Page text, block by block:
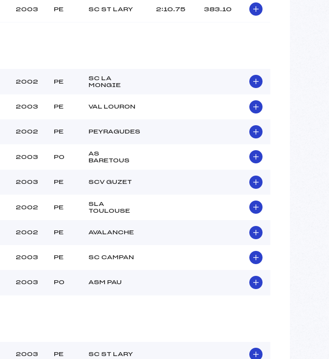
2003 PE SC ST LARY 2:10.75 383.10
2002 PE
SC LA
MONGIE
2003 PE VAL LOURON
2002 PE PEYRAGUDES
2003 PO
AS
BARETOUS
2003 PE SCV GUZET
2002 PE
SLA
TOULOUSE
2002 PE AVALANCHE
2003 PE SC CAMPAN
2003 PO ASM PAU
2003 PE SC ST LARY